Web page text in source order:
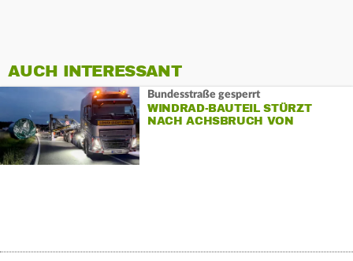
AUCH INTERESSANT
Bundesstraße gesperrt
WINDRAD-BAUTEIL STÜRZT
NACH ACHSBRUCH VON